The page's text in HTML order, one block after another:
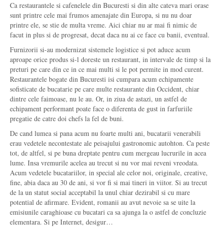
Ca restaurantele si cafenelele din Bucuresti si din alte cateva mari orase
sunt printre cele mai frumos amenajate din Europa, si nu nu doar
printre ele, se stie de multa vreme. Aici chiar nu ar mai fi nimic de
facut in plus si de progresat, decat daca nu ai ce face cu banii, eventual.
Furnizorii si-au modernizat sistemele logistice si pot aduce acum
aproape orice produs si-l doreste un restaurant, in intervale de timp si la
preturi pe care din ce in ce mai multi si le pot permite in mod curent.
Restaurantele bogate din Bucuresti isi cumpara acum echipamente
sofisticate de bucatarie pe care multe restaurante din Occident, chiar
dintre cele faimoase, nu le au. Or, in ziua de astazi, un astfel de
echipament performant poate face o diferenta de gust in farfuriile
pregatie de catre doi chefs la fel de buni.
De cand lumea si pana acum nu foarte multi ani, bucatarii venerabili
erau vedetele necontestate ale peisajului gastronomic autohton. Ca peste
tot, de altfel, si pe buna dreptate pentru cum mergeau lucrurile in acea
lume. Insa vremurile acelea au trecut si nu vor mai reveni vreodata.
Acum vedetele bucatariilor, in special ale celor noi, originale, creative,
fine, abia daca au 30 de ani, si vor fi si mai tineri in viitor. Si au trecut
de la un statut social acceptabil la unul chiar dezirabil si cu mare
potential de afirmare. Evident, romanii au avut nevoie sa se uite la
emisiunile caraghioase cu bucatari ca sa ajunga la o astfel de concluzie
elementara. Si pe Internet, desigur…